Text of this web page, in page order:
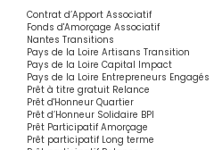
Contrat d’Apport Associatif
Fonds d'Amorçage Associatif
Nantes Transitions
Pays de la Loire Artisans Transition
Pays de la Loire Capital Impact
Pays de la Loire Entrepreneurs Engagés
Prêt à titre gratuit Relance
Prêt d'Honneur Quartier
Prêt d’Honneur Solidaire BPI
Prêt Participatif Amorçage
Prêt participatif Long terme